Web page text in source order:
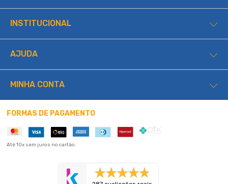
INSTITUCIONAL
AJUDA
MINHA CONTA
FORMAS DE PAGAMENTO
Até 10x sem juros no cartão.